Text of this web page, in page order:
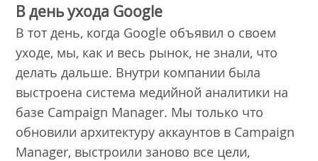
В день ухода Google
В тот день, когда Google объявил о своем
уходе, мы, как и весь рынок, не знали, что
делать дальше. Внутри компании была
выстроена система медийной аналитики на
базе Campaign Manager. Мы только что
обновили архитектуру аккаунтов в Campaign
Manager, выстроили заново все цели,